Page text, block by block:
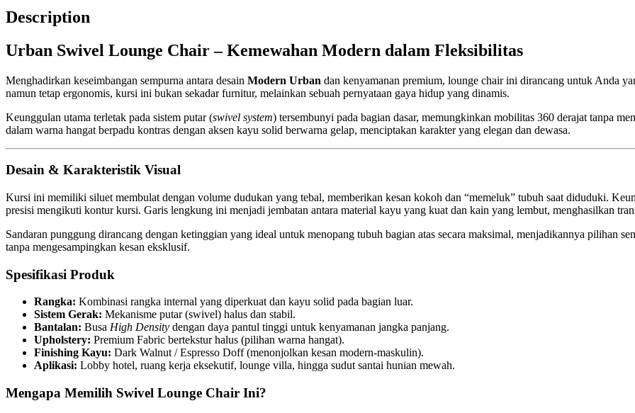
Description
Urban Swivel Lounge Chair – Kemewahan Modern dalam Fleksibilitas
Menghadirkan keseimbangan sempurna antara desain Modern Urban dan kenyamanan premium, lounge chair ini dirancang untuk Anda
namun tetap ergonomis, kursi ini bukan sekadar furnitur, melainkan sebuah pernyataan gaya hidup yang dinamis.
Keunggulan utama terletak pada sistem putar (swivel system) tersembunyi pada bagian dasar, memungkinkan mobilitas 360 derajat tanpa
dalam warna hangat berpadu kontras dengan aksen kayu solid berwarna gelap, menciptakan karakter yang elegan dan dewasa.
Desain & Karakteristik Visual
Kursi ini memiliki siluet membulat dengan volume dudukan yang tebal, memberikan kesan kokoh dan “memeluk” tubuh saat diduduki.
presisi mengikuti kontur kursi. Garis lengkung ini menjadi jembatan antara material kayu yang kuat dan kain yang lembut, menghasilkan
Sandaran punggung dirancang dengan ketinggian yang ideal untuk menopang tubuh bagian atas secara maksimal, menjadikannya pilihan
tanpa mengesampingkan kesan eksklusif.
Spesifikasi Produk
Rangka: Kombinasi rangka internal yang diperkuat dan kayu solid pada bagian luar.
Sistem Gerak: Mekanisme putar (swivel) halus dan stabil.
Bantalan: Busa High Density dengan daya pantul tinggi untuk kenyamanan jangka panjang.
Upholstery: Premium Fabric bertekstur halus (pilihan warna hangat).
Finishing Kayu: Dark Walnut / Espresso Doff (menonjolkan kesan modern-maskulin).
Aplikasi: Lobby hotel, ruang kerja eksekutif, lounge villa, hingga sudut santai hunian mewah.
Mengapa Memilih Swivel Lounge Chair Ini?